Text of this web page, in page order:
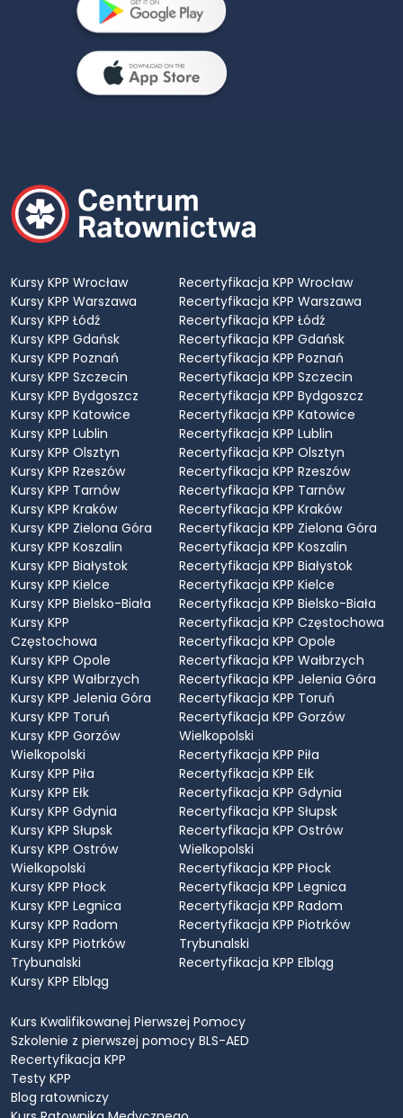
Kursy KPP Wrocław
Kursy KPP Warszawa
Kursy KPP Łódź
Kursy KPP Gdańsk
Kursy KPP Poznań
Kursy KPP Szczecin
Kursy KPP Bydgoszcz
Kursy KPP Katowice
Kursy KPP Lublin
Kursy KPP Olsztyn
Kursy KPP Rzeszów
Kursy KPP Tarnów
Kursy KPP Kraków
Kursy KPP Zielona Góra
Kursy KPP Koszalin
Kursy KPP Białystok
Kursy KPP Kielce
Kursy KPP Bielsko-Biała
Kursy KPP
Częstochowa
Kursy KPP Opole
Kursy KPP Wałbrzych
Kursy KPP Jelenia Góra
Kursy KPP Toruń
Kursy KPP Gorzów
Wielkopolski
Kursy KPP Piła
Kursy KPP Ełk
Kursy KPP Gdynia
Kursy KPP Słupsk
Kursy KPP Ostrów
Wielkopolski
Kursy KPP Płock
Kursy KPP Legnica
Kursy KPP Radom
Kursy KPP Piotrków
Trybunalski
Kursy KPP Elbląg
Recertyfikacja KPP Wrocław
Recertyfikacja KPP Warszawa
Recertyfikacja KPP Łódź
Recertyfikacja KPP Gdańsk
Recertyfikacja KPP Poznań
Recertyfikacja KPP Szczecin
Recertyfikacja KPP Bydgoszcz
Recertyfikacja KPP Katowice
Recertyfikacja KPP Lublin
Recertyfikacja KPP Olsztyn
Recertyfikacja KPP Rzeszów
Recertyfikacja KPP Tarnów
Recertyfikacja KPP Kraków
Recertyfikacja KPP Zielona Góra
Recertyfikacja KPP Koszalin
Recertyfikacja KPP Białystok
Recertyfikacja KPP Kielce
Recertyfikacja KPP Bielsko-Biała
Recertyfikacja KPP Częstochowa
Recertyfikacja KPP Opole
Recertyfikacja KPP Wałbrzych
Recertyfikacja KPP Jelenia Góra
Recertyfikacja KPP Toruń
Recertyfikacja KPP Gorzów
Wielkopolski
Recertyfikacja KPP Piła
Recertyfikacja KPP Ełk
Recertyfikacja KPP Gdynia
Recertyfikacja KPP Słupsk
Recertyfikacja KPP Ostrów
Wielkopolski
Recertyfikacja KPP Płock
Recertyfikacja KPP Legnica
Recertyfikacja KPP Radom
Recertyfikacja KPP Piotrków
Trybunalski
Recertyfikacja KPP Elbląg
Kurs Kwalifikowanej Pierwszej Pomocy
Szkolenie z pierwszej pomocy BLS-AED
Recertyfikacja KPP
Testy KPP
Blog ratowniczy